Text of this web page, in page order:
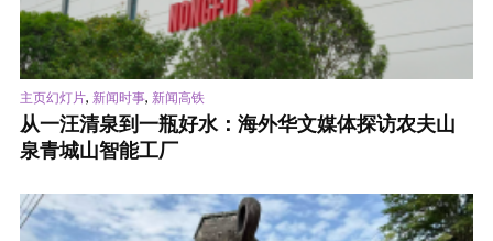
主页幻灯片, 新闻时事, 新闻高铁
从一汪清泉到一瓶好水：海外华文媒体探访农夫山
泉青城山智能工厂